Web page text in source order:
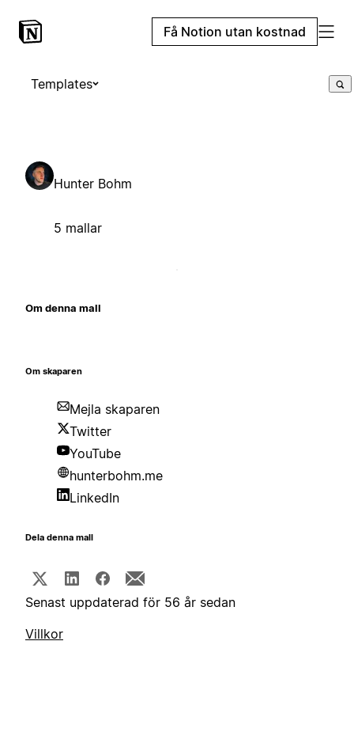
Få Notion utan kostnad
Templates
Hunter Bohm
5 mallar
Om denna mall
Om skaparen
Mejla skaparen
Twitter
YouTube
hunterbohm.me
LinkedIn
Dela denna mall
Senast uppdaterad för 56 år sedan
Villkor